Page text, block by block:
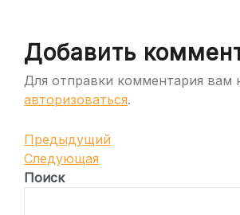
Добавить
Для отправки комментария вам
авторизоваться.
Навигация
по
записям
Предыдущая
запись
Предыдущий
Следующая
запись
Следующая
Поиск